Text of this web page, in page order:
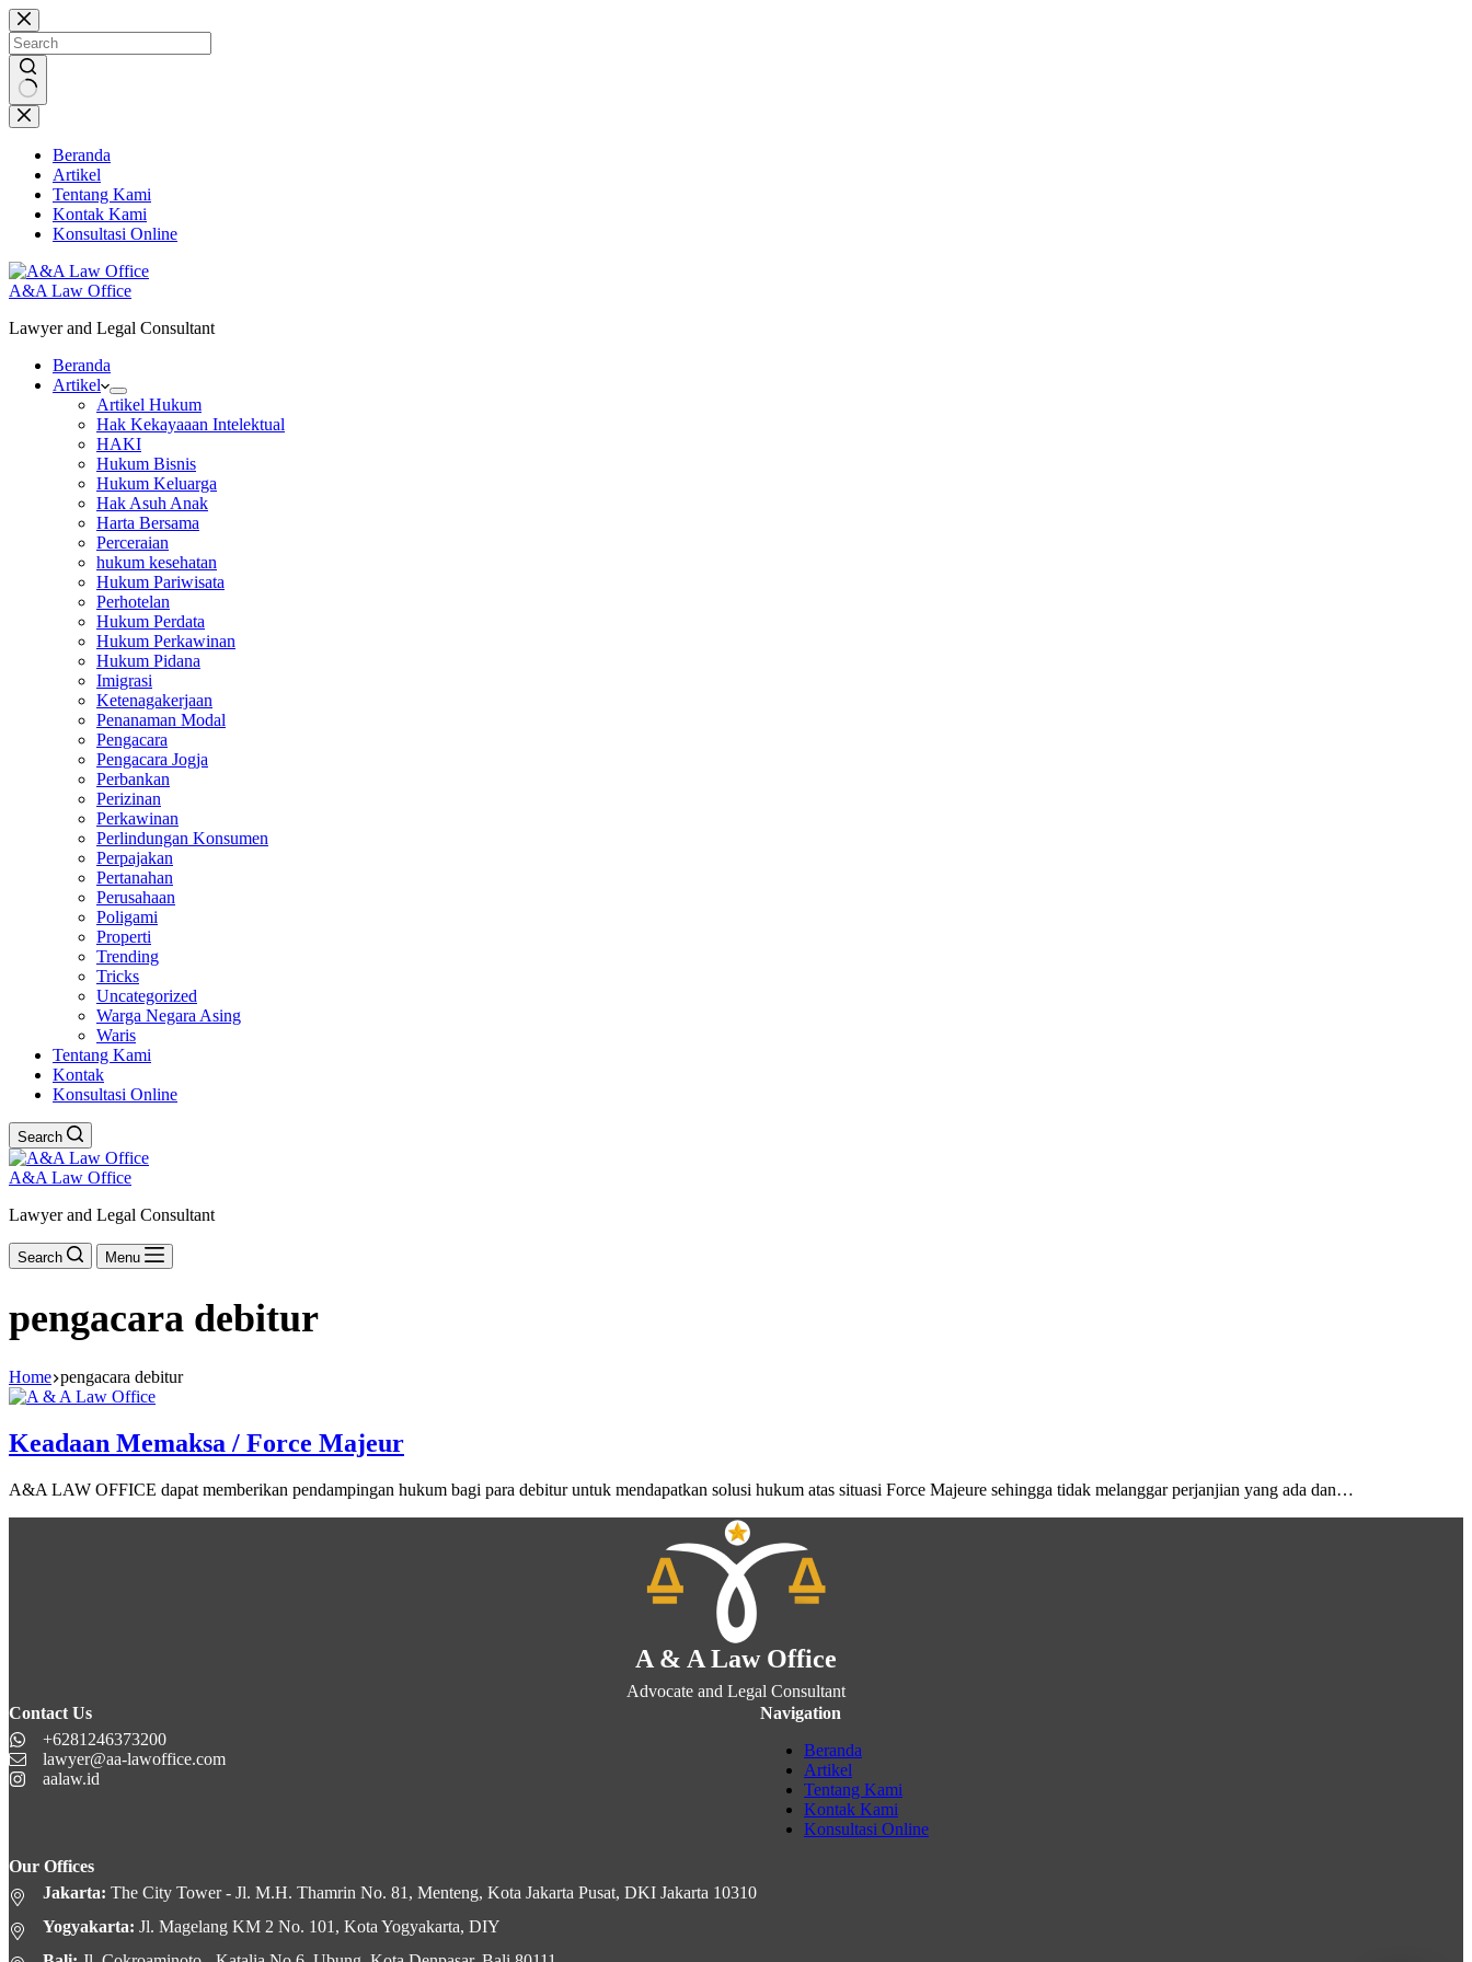
Skip
to
content
No
results
Beranda
Artikel
Tentang Kami
Kontak Kami
Konsultasi Online
A&A Law Office
Lawyer and Legal Consultant
Beranda
Artikel
Artikel Hukum
Hak Kekayaaan Intelektual
HAKI
Hukum Bisnis
Hukum Keluarga
Hak Asuh Anak
Harta Bersama
Perceraian
hukum kesehatan
Hukum Pariwisata
Perhotelan
Hukum Perdata
Hukum Perkawinan
Hukum Pidana
Imigrasi
Ketenagakerjaan
Penanaman Modal
Pengacara
Pengacara Jogja
Perbankan
Perizinan
Perkawinan
Perlindungan Konsumen
Perpajakan
Pertanahan
Perusahaan
Poligami
Properti
Trending
Tricks
Uncategorized
Warga Negara Asing
Waris
Tentang Kami
Kontak
Konsultasi Online
Search
A&A Law Office
Lawyer and Legal Consultant
Search Menu
pengacara debitur
Home pengacara debitur
Keadaan Memaksa / Force Majeur
A&A LAW OFFICE dapat memberikan pendampingan hukum bagi para debitur untuk mendapatkan solusi hukum atas situasi Force Majeure sehingga tidak melanggar perjanjian yang ada dan…
A & A Law Office
Advocate and Legal Consultant
Contact Us
+6281246373200
lawyer@aa-lawoffice.com
aalaw.id
Navigation
Beranda
Artikel
Tentang Kami
Kontak Kami
Konsultasi Online
Our Offices
Jakarta: The City Tower - Jl. M.H. Thamrin No. 81, Menteng, Kota Jakarta Pusat, DKI Jakarta 10310
Yogyakarta: Jl. Magelang KM 2 No. 101, Kota Yogyakarta, DIY